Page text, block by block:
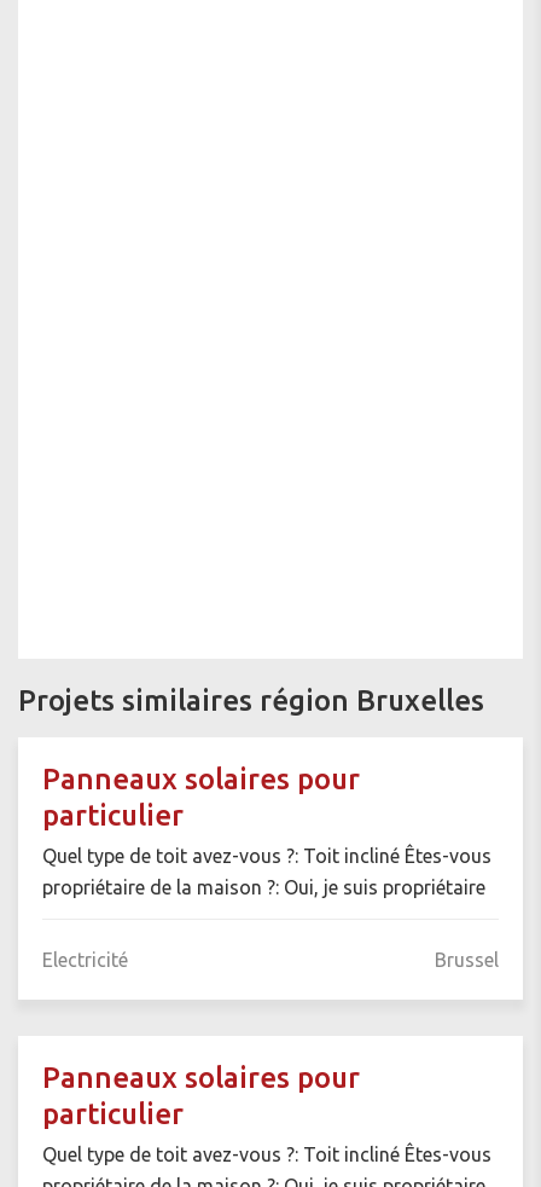
Projets similaires région Bruxelles
Panneaux solaires pour
particulier
Quel type de toit avez-vous ?: Toit incliné Êtes-vous
propriétaire de la maison ?: Oui, je suis propriétaire
Electricité Brussel
Panneaux solaires pour
particulier
Quel type de toit avez-vous ?: Toit incliné Êtes-vous